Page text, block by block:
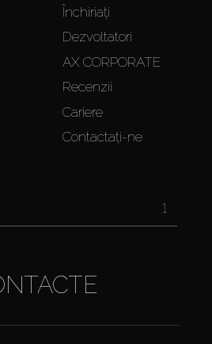
Închiriați
Dezvoltatori
AX CORPORATE
Recenzii
Cariere
Contactați-ne
1